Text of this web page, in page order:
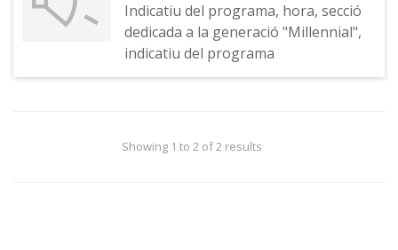
Indicatiu del programa, hora, secció
dedicada a la generació "Millennial",
indicatiu del programa
Showing 1 to 2 of 2 results